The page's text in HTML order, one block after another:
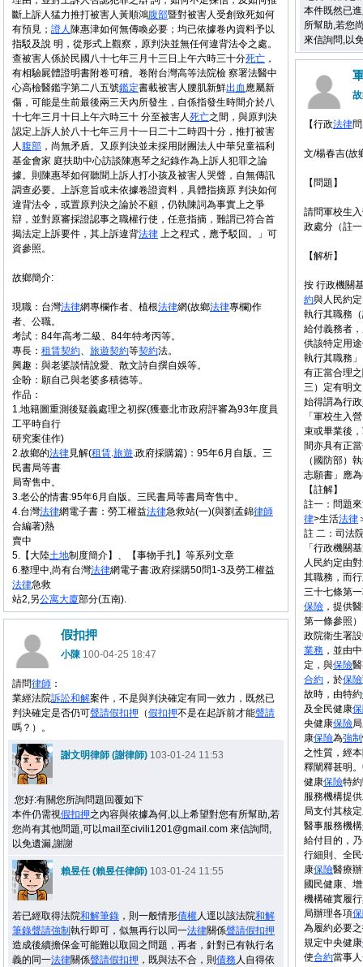
斷上訴人猛力推打被害人黃順鴻腹部暨對被害人受創致死如何
有預見； 證人 陳惠津如何無傳喚必要；均已依據卷內資料予以
指駁及說 明，從形式上觀察，原判決並無任何違背法令之處。
查被害人係於民國八十七年三月十三日上午六時三十分死亡 ，
有相驗屍體證明書附卷可稽。卷附台灣高等法院檢 察署法醫中
心高檢醫鑑字第二八五號鑑定書載被害人腰肌新鮮出血 應屬新
傷，可能是生前最後兩三天內所發生，自係指發生時間介於八
十七年三月十日上午六時三十 分至被害人死亡之間，與原判決
認定上訴人於八十七年三月十一日二十二時四十分，推打被害
人 腹部 ，尚無矛盾。又原判決並未採用財團法人中華兒童福利
基金會家 庭扶助中心訪談陳惠琴之紀錄作為上訴人犯罪之論
據。則陳惠琴如何聽聞上訴人打小孩及被害人哭聲，自無傳訊
調查必要。上訴意旨或未依據卷證資料，具體指摘原 判決如何
違背法令，或置原判決之論於不顧，仍執陳詞為事實上之爭
辯，並對原審採證認事之職權行使，任意指摘，難謂已符合首
揭法定上訴要件，其上訴違背法律 上之程式，應予駁回。」可
資參照。
故鄉簡介:
現職：台灣法律網專欄作者、植根法律網(故鄉法律專欄)作
者、公職。
考試：84年高考二級、84年特考丙等。
專長： 租賃契約、 旅遊契約等契約法。
興趣：與老婆談情說愛、散文詩自撰自娛等。
企盼：願自己與老婆多積德等。
作品：
1.地籍圖重測後疑義處理之初探(獲臺北市政府評審為93年度員
工平時自行
研究案佳作)
2.故鄉的法律見解(租賃.旅遊.政府採購篇)：95年6月自版。三
民書局等書
局寄售中。
3.老公的情書:95年6月自版。三民書局等書局寄售中。
4.台灣法律網電子書：勞工權益法律急救站(一)(與劉孟錦律師
合編著)熱
賣中
5.【大陸土地制度簡介】、【事物手扎】等系列文章
6.整理中,尚有台灣法律網電子書:政府採購50問1-3及勞工權益
法律急救
站2,另公寓大廈部分(五南).
本件既然已
所幫助,若您
來信詢問,以
【行政法律
文/楊春吉(故
【問題】
請問軍校生
政處分（註
【解析】
按 行政機關
約與人民約
執行其職務
給付義務者
供該特定用
執行其職務
有正當合理
三）定有明
始得謂為行政
「軍校生入
束或畢業後
間亦具有正
（國防部）
志願書」應
【註解】
註一：問題
律>生活法律
註 二：司法
「行政機關
人民約定由
其職務，而
三十七條第
保險 ，提供
第一條參照
政院衛生署
業務 ，並由
定，與保險
合約 ，於保險
故時，由特約
及全民健康
央健康保險
康保險為強制
之性質，經
釋闡釋甚明
健康保險特
服務機構提
局支付其核
醫事服務機構
給付目的，
行細則、全
康保險醫療
國民健康、
機構確實履
局辦理各項
為履約必要
規定中央健康
使合約當事
假扣押
小陳 100-04-25 18:47
請問律師 ：
業經法院訴訟和解案件，不是與判決確定有同一效力，既然已
判決確定是否仍可聲請假扣押 （假扣押不是在起訴前才能聲請
嗎？）。
謝文明律師 (謝律師) 103-01-24 11:53
您好:有關您所詢問題回覆如下
本件仍需視假扣押之內容與依據為何,以上希望對您有所幫助,若
您尚有其他問題,可以mail至civili1201@gmail.com 來信詢問,
以免遺漏,謝謝
賴昱任 (賴昱任律師) 103-01-24 11:55
若已經取得法院和解筆錄 ，則一般情形債權人逕以該法院和解
筆錄聲請強制 執行即可，似無再行以同一法律關係聲請假扣押
造成後續擔保金可能難以取回之問題，再者，針對已有執行名
義的同一法律關係聲請假扣押 ，既與法不合，則 債務 人自得依